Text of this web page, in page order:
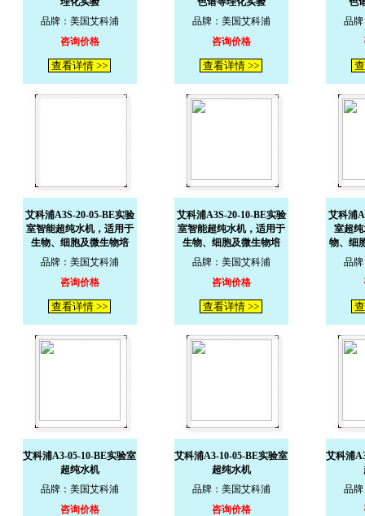
品牌：美国艾科浦
咨询价格
查看详情 >>
品牌：美国艾科浦
咨询价格
查看详情 >>
品
艾科浦A3S-20-05-BE实验
室智能超纯水机，适用于
生物、细胞及微生物培
品牌：美国艾科浦
咨询价格
查看详情 >>
艾科浦A3S-20-10-BE实验
室智能超纯水机，适用于
生物、细胞及微生物培
品牌：美国艾科浦
咨询价格
查看详情 >>
艾科浦
室超
物、细
品
艾科浦A3-05-10-BE实验室
超纯水机
品牌：美国艾科浦
咨询价格
艾科浦A3-10-05-BE实验室
超纯水机
品牌：美国艾科浦
咨询价格
艾科浦
品